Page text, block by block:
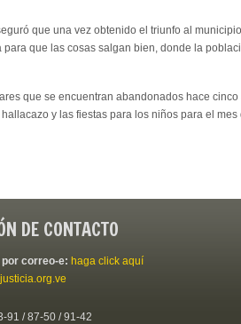
que una vez obtenido el triunfo al
que las cosas salgan bien, donde la
que se encuentran abandonados hace cinco
y las fiestas para los niños para el mes
DE CONTACTO
correo-e: haga click aquí
91 / 87-50 / 91-42